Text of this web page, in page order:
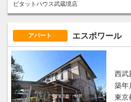
ピタットハウス武蔵境店
アパート エスポワール
西武
築年
東京